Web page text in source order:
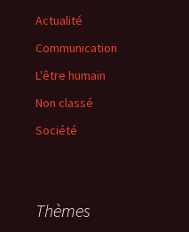
Actualité
Communication
L'être humain
Non classé
Société
Thèmes